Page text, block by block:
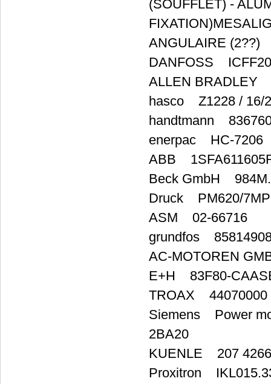
(SOUFFLET) -
ANGULAIRE (2??)
DANFOSS
ALLEN BRADLEY
hasco Z1228 / 16/
handtmann
enerpac HC-7206
ABB
Beck GmbH
Druck PM620/
ASM 02-66716
grundfos
AC-MOTOREN
E+H 83F80-
TROAX 44070000
Siemens Power
2BA20
KUENLE 207
Proxitron